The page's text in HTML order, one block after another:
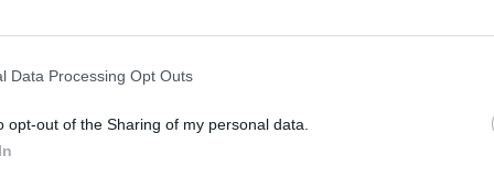
Data Processing Opt Outs
opt-out of the Sharing of my personal data.